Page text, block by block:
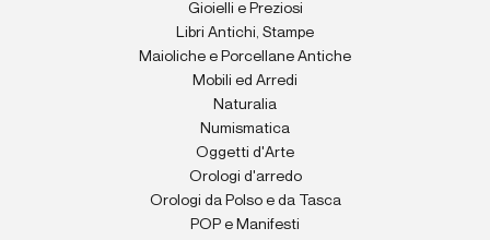
Gioielli e Preziosi
Libri Antichi, Stampe
Maioliche e Porcellane Antiche
Mobili ed Arredi
Naturalia
Numismatica
Oggetti d'Arte
Orologi d'arredo
Orologi da Polso e da Tasca
POP e Manifesti